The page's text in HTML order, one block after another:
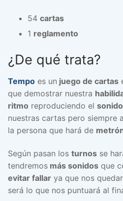
54 cartas
1 reglamento
¿De qué trata?
Tempo es un juego de cartas
que demostrar nuestra
ritmo reproduciendo el sonido
nuestras cartas pero siempre
la persona que hará de
Según pasan los turnos se
tendremos más sonidos que
evitar fallar ya que nos
será lo que nos puntuará al